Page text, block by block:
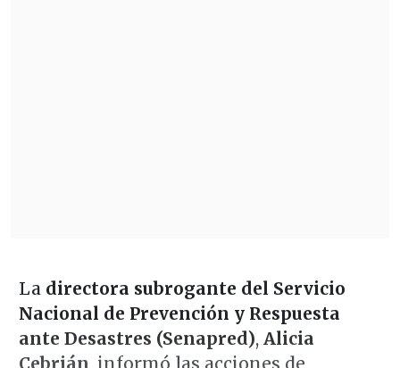
La directora subrogante del Servicio
Nacional de Prevención y Respuesta
ante Desastres (Senapred),Alicia
Cebrián , informó las acciones de